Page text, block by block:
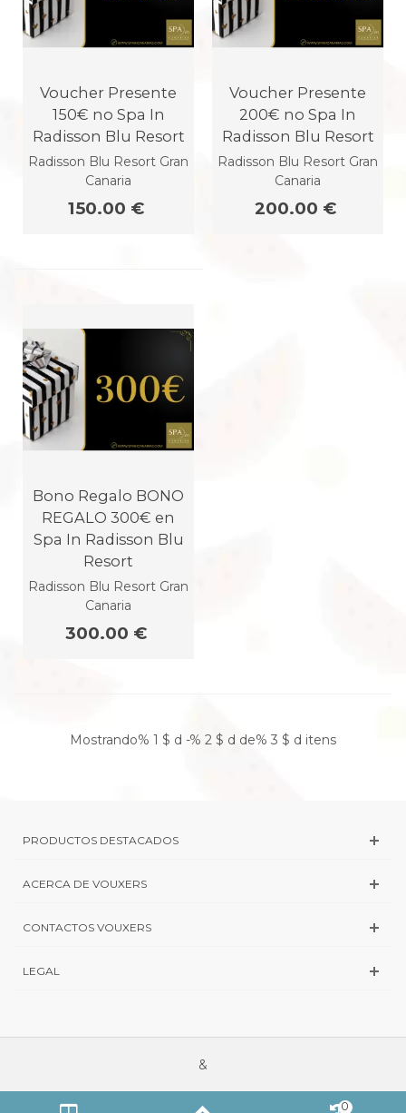
Voucher Presente
150€ no Spa In
Radisson Blu Resort
Radisson Blu Resort Gran
Canaria
150.00 €
Voucher Presente
200€ no Spa In
Radisson Blu Resort
Radisson Blu Resort Gran
Canaria
200.00 €
Bono Regalo BONO
REGALO 300€ en
Spa In Radisson Blu
Resort
Radisson Blu Resort Gran
Canaria
300.00 €
Mostrando% 1 $ d -% 2 $ d de% 3 $ d itens
PRODUCTOS DESTACADOS
ACERCA DE VOUXERS
CONTACTOS VOUXERS
LEGAL
&
0